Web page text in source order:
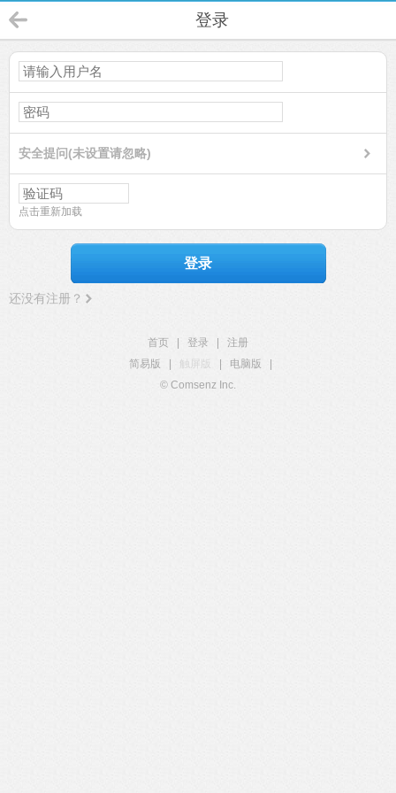
登录
安全提问(未设置请忽略)
点击重新加载
登录
还没有注册？
首页 登录
注册
简易版
触屏版 电脑版
© Comsenz Inc.